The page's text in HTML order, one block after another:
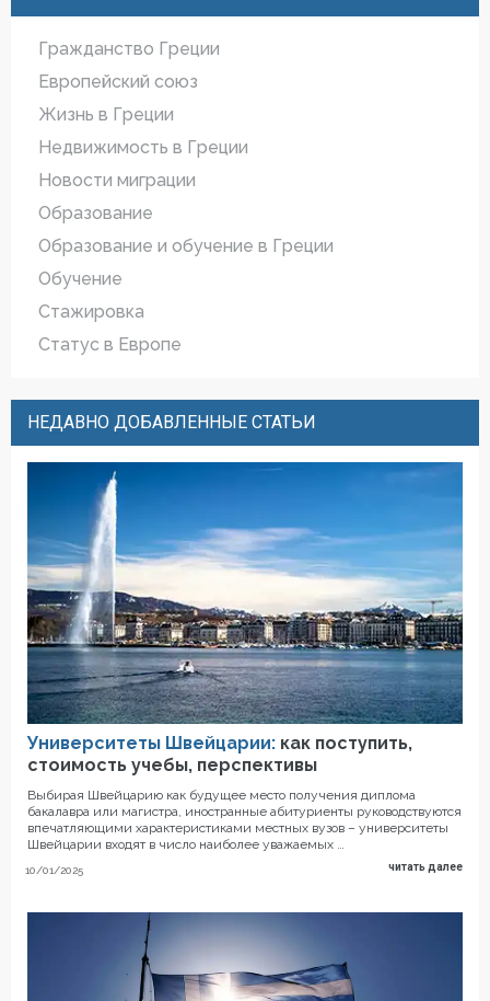
Гражданство Греции
Европейский cоюз
Жизнь в Греции
Недвижимость в Греции
Новости миграции
Образование
Образование и обучение в Греции
Обучение
Стажировка
Статус в Европе
НЕДАВНО ДОБАВЛЕННЫЕ СТАТЬИ
Университеты Швейцарии: как поступить,
стоимость учебы, перспективы
10/01/2025
Выбирая Швейцарию как будущее место получения диплома
бакалавра или магистра, иностранные абитуриенты руководствуются
впечатляющими характеристиками местных вузов – университеты
Швейцарии входят в число наиболее уважаемых …
читать далее